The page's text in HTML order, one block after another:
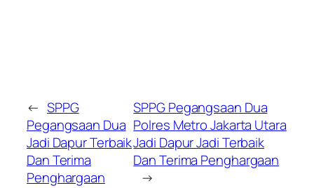
← SPPG
Pegangsaan Dua
Jadi Dapur Terbaik
Dan Terima
Penghargaan
SPPG Pegangsaan Dua
Polres Metro Jakarta Utara
Jadi Dapur Jadi Terbaik
Dan Terima Penghargaan
→